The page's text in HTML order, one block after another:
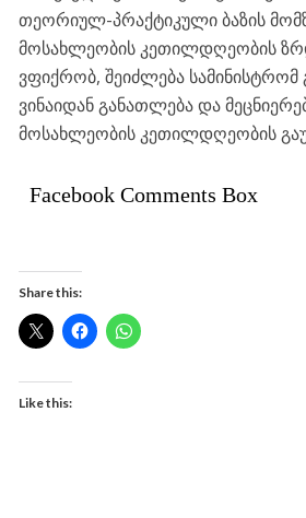
თეორიულ-პრაქტიკული ბაზის
მოსახლეობის კეთილდღეობის
ვფიქრობ, შეიძლება სამინისტრომ
ვინაიდან განათლება და
მოსახლეობის კეთილდღეობის
Facebook Comments Box
Share this:
Like this: